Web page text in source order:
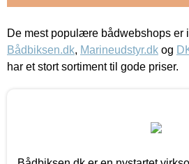
De mest populære bådwebshops er
Bådbiksen.dk, Marineudstyr.dk og
har et stort sortiment til gode priser.